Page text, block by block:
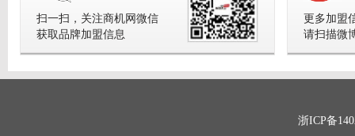
扫一扫，关注商机网微信
获取品牌加盟信息
更多加盟
请扫描微
浙ICP备